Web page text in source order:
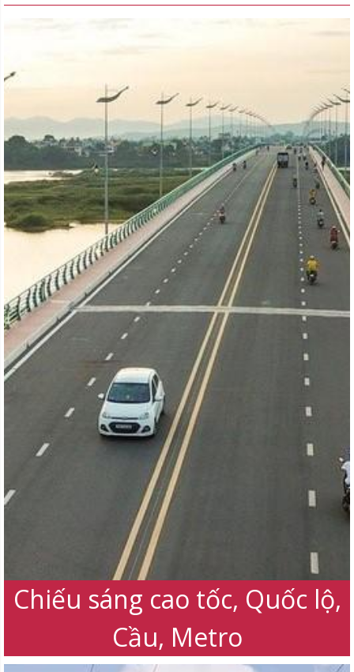
Chiếu sáng Trang trí, Quảng
trường, C. Viên